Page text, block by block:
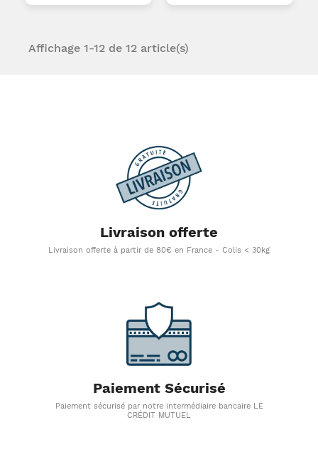
Affichage 1-12 de 12 article(s)
Livraison offerte
Livraison offerte à partir de 80€ en France - Colis < 30kg
Paiement Sécurisé
Paiement sécurisé par notre intermédiaire bancaire LE
CRÉDIT MUTUEL